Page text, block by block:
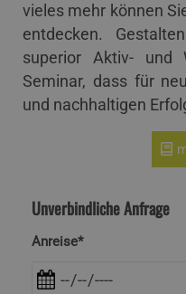
vieles mehr können
entdecken.
superior Aktiv- und
Seminar, dass für
und nachhaltigen
Unverbindliche Anfrage
Anreise*